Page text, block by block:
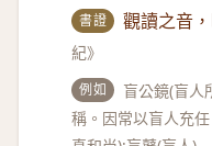
書證 觀讀之音
紀》
例如
盲公鏡(盲人
稱。因常以盲人充